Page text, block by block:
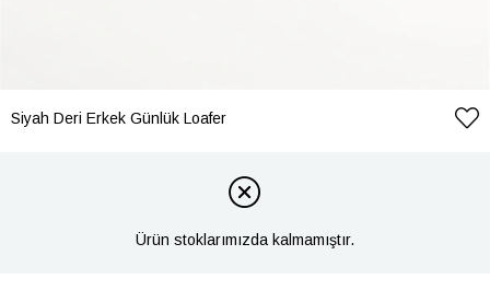
Siyah Deri Erkek Günlük Loafer
Ürün stoklarımızda kalmamıştır.